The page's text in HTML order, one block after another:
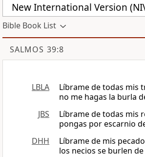
New International Version
Bible Book List
SALMOS 39:8
LBLA
Líbrame de todas mis
no me hagas la burla
JBS
Líbrame de todas mis
pongas por escarnio
DHH
Líbrame de mis
los necios se burlen